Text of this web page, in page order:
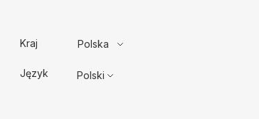
Kraj Polska
Język Polski